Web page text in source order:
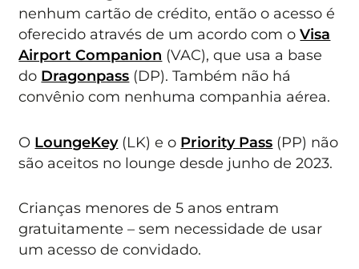
nenhum cartão de crédito, então o acesso é
oferecido através de um acordo com oVisa
Airport Companion (VAC), que usa a base
do Dragonpass (DP). Também não há
convênio com nenhuma companhia aérea.
O LoungeKey(LK) e o Priority Pass (PP) não
são aceitos no lounge desde junho de 2023.
Crianças menores de 5 anos entram
gratuitamente – sem necessidade de usar
um acesso de convidado.